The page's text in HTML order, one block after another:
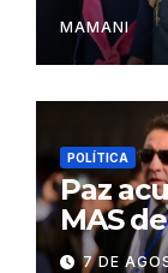
MAMANI
POLÍTICA
Paz
MAS
7 DE